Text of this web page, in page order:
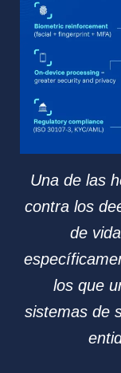
Una de las
contra los
de
los que
sistemas de